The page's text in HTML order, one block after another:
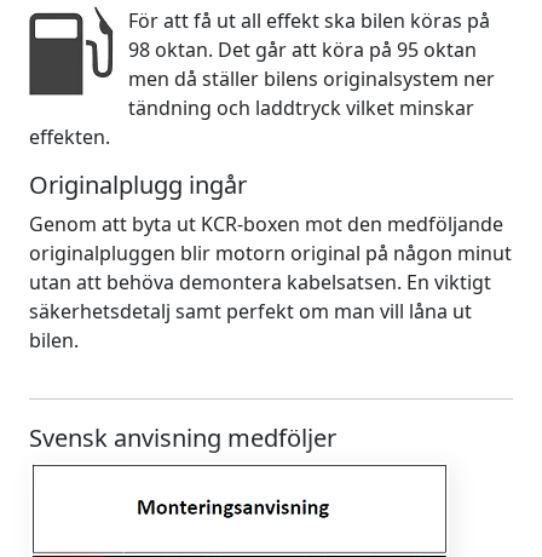
För att få ut all effekt ska bilen köras på
98 oktan. Det går att köra på 95 oktan
men då ställer bilens originalsystem ner
tändning och laddtryck vilket minskar
effekten.
Originalplugg ingår
Genom att byta ut KCR-boxen mot den medföljande
originalpluggen blir motorn original på någon minut
utan att behöva demontera kabelsatsen. En viktigt
säkerhetsdetalj samt perfekt om man vill låna ut
bilen.
Svensk anvisning medföljer